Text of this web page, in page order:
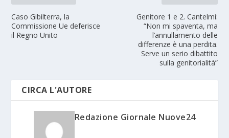
Caso Gibilterra, la
Commissione Ue deferisce
il Regno Unito
Genitore 1 e 2. Cantelmi:
“Non mi spaventa, ma
l’annullamento delle
differenze è una perdita.
Serve un serio dibattito
sulla genitorialità”
CIRCA L'AUTORE
Redazione Giornale Nuove24